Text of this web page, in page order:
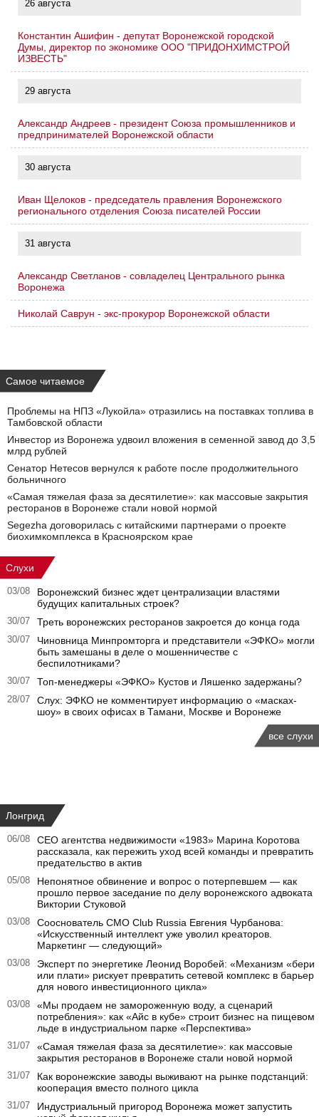
26 августа
Константин Ашифин - депутат Воронежской городской
Думы, директор по экономике ООО "ПРИДОНХИМСТРОЙ
ИЗВЕСТЬ"
29 августа
Александр Андреев - президент Союза промышленников и
предпринимателей Воронежской области
30 августа
Иван Щелоков - председатель правления Воронежского
регионального отделения Союза писателей России
31 августа
Александр Светланов - совладелец Центрального рынка
Воронежа
Николай Саврун - экс-прокурор Воронежской области
Самое читаемое
Проблемы на НПЗ «Лукойла» отразились на поставках топлива в
Тамбовской области
Инвестор из Воронежа удвоил вложения в семенной завод до 3,5
млрд рублей
Сенатор Нетесов вернулся к работе после продолжительного
больничного
«Самая тяжелая фаза за десятилетие»: как массовые закрытия
ресторанов в Воронеже стали новой нормой
Segezha договорилась с китайскими партнерами о проекте
биохимкомплекса в Красноярском крае
Слухи
03/08
Воронежский бизнес ждет централизации властями
будущих капитальных строек?
30/07 Треть воронежских ресторанов закроется до конца года
30/07
Чиновница Минпромторга и представители «ЭФКО» могли
быть замешаны в деле о мошенничестве с
беспилотниками?
30/07 Топ-менеджеры «ЭФКО» Кустов и Ляшенко задержаны?
28/07
Слух: ЭФКО не комментирует информацию о «масках-
шоу» в своих офисах в Тамани, Москве и Воронеже
все слухи
Лонгрид
06/08
CEO агентства недвижимости «1983» Марина Коротова
рассказала, как пережить уход всей команды и превратить
предательство в актив
05/08
Непонятное обвинение и вопрос о потерпевшем — как
прошло первое заседание по делу воронежского адвоката
Виктории Стуковой
03/08
Сооснователь CMO Club Russia Евгения Чурбанова:
«Искусственный интеллект уже уволил креаторов.
Маркетинг — следующий»
03/08
Эксперт по энергетике Леонид Воробей: «Механизм «бери
или плати» рискует превратить сетевой комплекс в барьер
для нового инвестиционного цикла»
03/08
«Мы продаем не замороженную воду, а сценарий
потребления»: как «Айс в кубе» строит бизнес на пищевом
льде в индустриальном парке «Перспектива»
31/07
«Самая тяжелая фаза за десятилетие»: как массовые
закрытия ресторанов в Воронеже стали новой нормой
31/07
Как воронежские заводы выживают на рынке подстанций:
кооперация вместо полного цикла
31/07
Индустриальный пригород Воронежа может запустить